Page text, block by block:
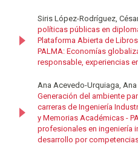
Siris López-Rodríguez,
políticas públicas en
Plataforma Abierta de
PALMA: Economías
responsable, experiencias
Ana Acevedo-Urquiaga,
Generación del ambiente
carreras de Ingeniería
y Memorias Académicas -
profesionales en ingeniería
desarrollo por